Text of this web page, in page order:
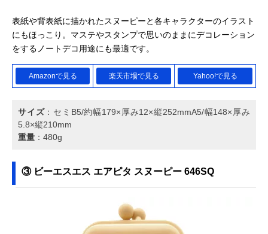
表紙や背表紙に描かれたスヌーピーと各キャラクターのイラスト
にもほっこり。マステやスタンプで思いのままにデコレーション
をするノートデコ用途にも最適です。
Amazonで見る 楽天市場で見る Yahoo!で見る
サイズ：セミB5/約幅179×厚み12×縦252mmA5/幅148×厚み
5.8×縦210mm
重量 ：480g
③ ビーエスエス エアピタ スヌーピー 646SQ